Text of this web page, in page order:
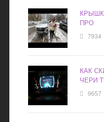
ПРО
7934
КАК
ЧЕРИ
9657